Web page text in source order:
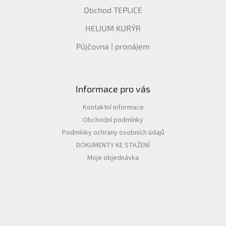
Obchod TEPLICE
HELIUM KURÝR
Půjčovna | pronájem
Informace pro vás
Kontaktní informace
Obchodní podmínky
Podmínky ochrany osobních údajů
DOKUMENTY KE STAŽENÍ
Moje objednávka